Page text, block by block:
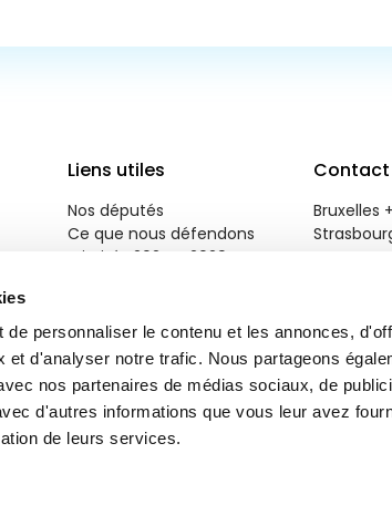
personnaliser le contenu et les annonces,
et d'analyser notre trafic. Nous partageons
nos partenaires de médias sociaux, de
d'autres informations que vous leur avez
de leurs services.
Liens utiles
Nos députés
Ce que nous défendons
Priorités 2024 - 2029
Contactez-nous
Contact
Bruxelles
Response.